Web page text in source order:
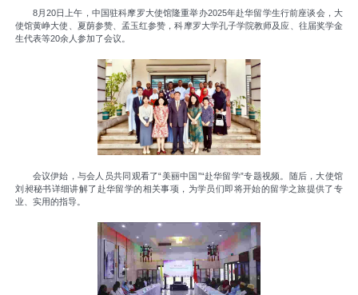
8月20日上午，中国驻科摩罗大使馆隆重举办2025年赴华留学生行前座谈会，大
使馆黄峥大使、夏荫参赞、孟玉红参赞，科摩罗大学孔子学院教师及应、往届奖学金
生代表等20余人参加了会议。
会议伊始，与会人员共同观看了“美丽中国”“赴华留学”专题视频。随后，大使馆
刘昶秘书详细讲解了赴华留学的相关事项，为学员们即将开始的留学之旅提供了专
业、实用的指导。